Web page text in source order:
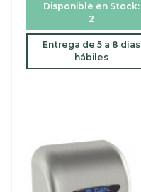
Disponible en Stock:
2
Entrega de 5 a 8 días
hábiles